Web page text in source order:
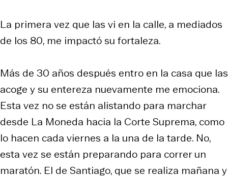
La primera vez que las vi en la calle, a mediados
de los 80, me impactó su fortaleza.
Más de 30 años después entro en la casa que las
acoge y su entereza nuevamente me emociona.
Esta vez no se están alistando para marchar
desde La Moneda hacia la Corte Suprema, como
lo hacen cada viernes a la una de la tarde. No,
esta vez se están preparando para correr un
maratón. El de Santiago, que se realiza mañana y